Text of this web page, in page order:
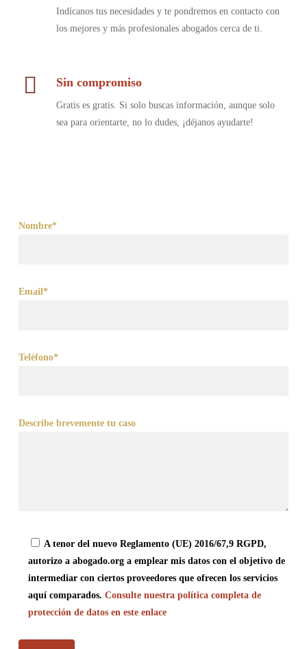
Indícanos tus necesidades y te pondremos en contacto con
los mejores y más profesionales abogados cerca de ti.
Sin compromiso
Gratis es gratis. Si solo buscas información, aunque solo
sea para orientarte, no lo dudes, ¡déjanos ayudarte!
Nombre*
Email*
Teléfono*
Describe brevemente tu caso
A tenor del nuevo Reglamento (UE) 2016/67,9 RGPD,
autorizo a abogado.org a emplear mis datos con el objetivo de
intermediar con ciertos proveedores que ofrecen los servicios
aquí comparados. Consulte nuestra política completa de
protección de datos en este enlace